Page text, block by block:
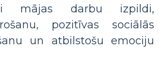
mājas darbu izpildi,
pozitīvas sociālās
un atbilstošu emociju